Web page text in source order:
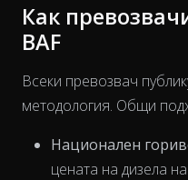
Как
BAF
Всеки превозвач
методология. Общи
Национален
цената на дизела